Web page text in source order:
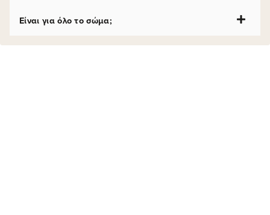
Είναι για όλο το σώμα;